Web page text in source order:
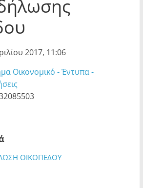
2017, 11:06
Οικονομικό - Έντυπα -
ΟΙΚΟΠΕΔΟΥ